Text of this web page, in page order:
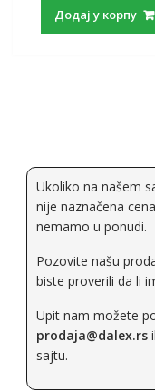
Додај у корпу
Ukoliko na našem
nije naznačena
nemamo u ponudi.
Pozovite našu
biste proverili da li
Upit nam možete
prodaja@dalex.rs
sajtu.